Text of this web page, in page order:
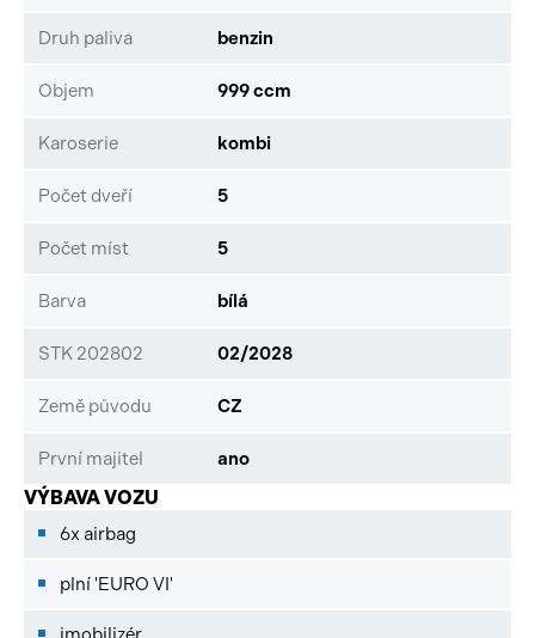
Druh paliva benzin
Objem 999 ccm
Karoserie kombi
Počet dveří 5
Počet míst 5
Barva bílá
STK 202802 02/2028
Země původu CZ
První majitel ano
VÝBAVA VOZU
6x airbag
plní 'EURO VI'